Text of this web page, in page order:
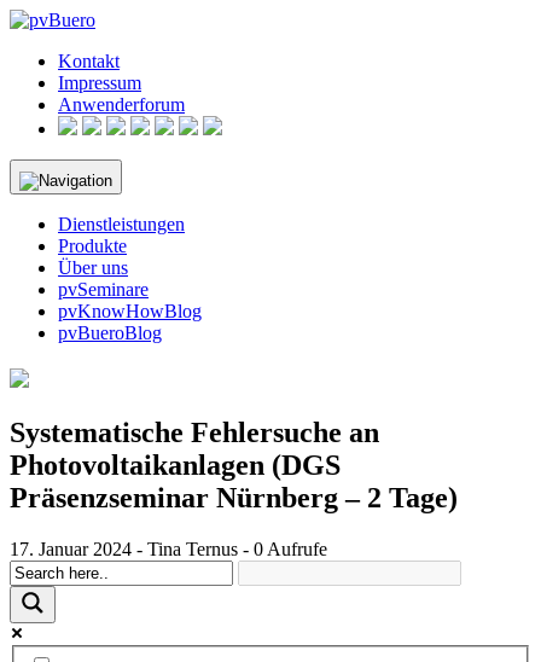
Skip
contentKontakt
Impressum
Anwenderforum
Dienstleistungen
Produkte
Über uns
pvSeminare
pvKnowHowBlog
pvBueroBlog
Systematische Fehlersuche an
Photovoltaikanlagen (DGS
Präsenzseminar Nürnberg – 2 Tage)
17. Januar 2024 - Tina Ternus - 0 Aufrufe